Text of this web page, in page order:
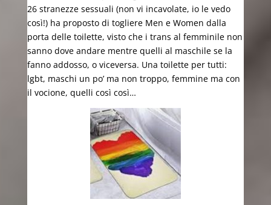
26 stranezze sessuali (non vi incavolate, io le vedo
così!) ha proposto di togliere Men e Women dalla
porta delle toilette, visto che i trans al femminile non
sanno dove andare mentre quelli al maschile se la
fanno addosso, o viceversa. Una toilette per tutti:
lgbt, maschi un po’ ma non troppo, femmine ma con
il vocione, quelli così così…